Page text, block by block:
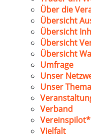
Über die
Übersicht
Übersicht
Übersicht
Übersicht
Umfrage
Unser
Unser
Verband
Vielfalt